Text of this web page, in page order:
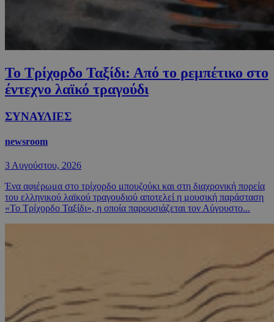
Το Τρίχορδο Ταξίδι: Από το ρεμπέτικο στο
έντεχνο λαϊκό τραγούδι
ΣΥΝΑΥΛΙΕΣ
newsroom
3 Αυγούστου, 2026
Ένα αφιέρωμα στο τρίχορδο μπουζούκι και στη διαχρονική πορεία
του ελληνικού λαϊκού τραγουδιού αποτελεί η μουσική παράσταση
«Το Τρίχορδο Ταξίδι», η οποία παρουσιάζεται τον Αύγουστο...